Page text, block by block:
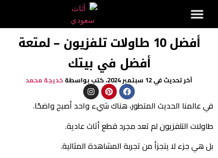
أفضل 10 طاولات تلفزيون – لمتعة
أفضل في بيتك
آخر تحديث في 12 سبتمبر كتب بواسطة خديجة محمد
في عالمنا الحديث المتطور، هناك شيء واحد أصبح واضحًا.
طاولات التلفزيون لم تعد مجرد قطع أثاث عادية.
بل هي جزء لا يتجزأ من تجربة المشاهدة المثالية.